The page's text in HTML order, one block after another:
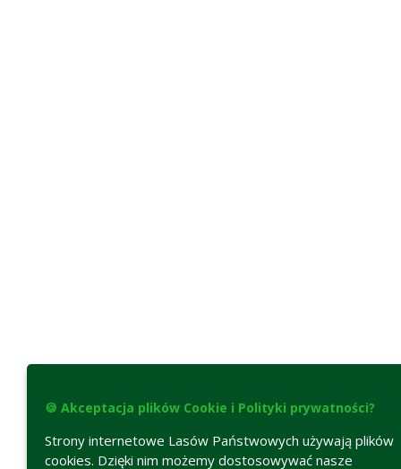
🍪 Akceptacja plików Cookie i Polityki prywatności?
Strony internetowe Lasów Państwowych używają plików
cookies. Dzięki nim możemy dostosowywać nasze